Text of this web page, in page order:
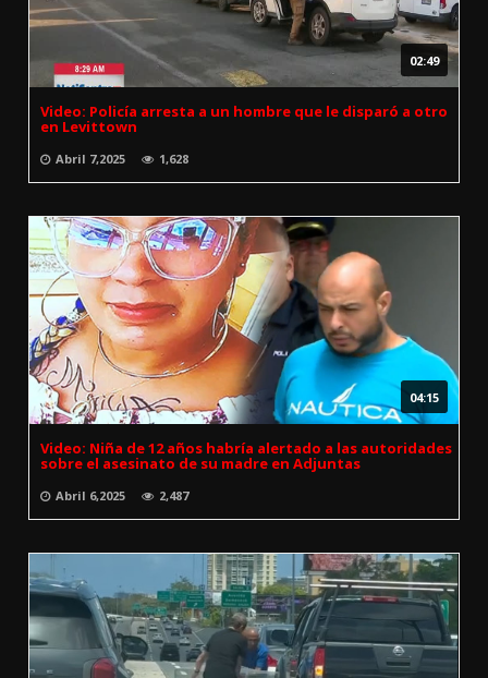
02:49
Video: Policía arresta a un hombre que le disparó a otro
en Levittown
Abril 7,2025 1,628
04:15
Video: Niña de 12 años habría alertado a las autoridades
sobre el asesinato de su madre en Adjuntas
Abril 6,2025 2,487